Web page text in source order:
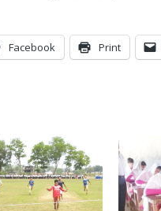
Facebook Print